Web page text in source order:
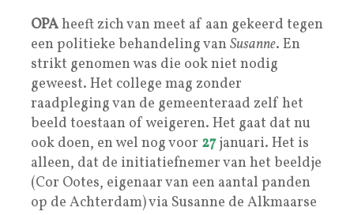
OPAheeft zich van meet af aan gekeerd tegen
een politieke behandeling van Susanne. En
strikt genomen was die ook niet nodig
geweest. Het college mag zonder
raadpleging van de gemeenteraad zelf het
beeld toestaan of weigeren. Het gaat dat nu
ook doen, en wel nog voor 27januari. Het is
alleen, dat de initiatiefnemer van het beeldje
(Cor Ootes, eigenaar van een aantal panden
op de Achterdam) via Susanne de Alkmaarse